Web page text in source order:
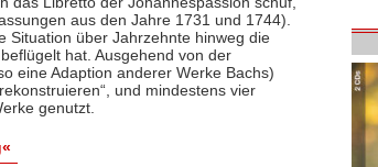
aus den Jahre 1731 und 1744).
Situation über Jahrzehnte hinweg die
hat. Ausgehend von der
eine Adaption anderer Werke Bachs)
und mindestens vier
genutzt.